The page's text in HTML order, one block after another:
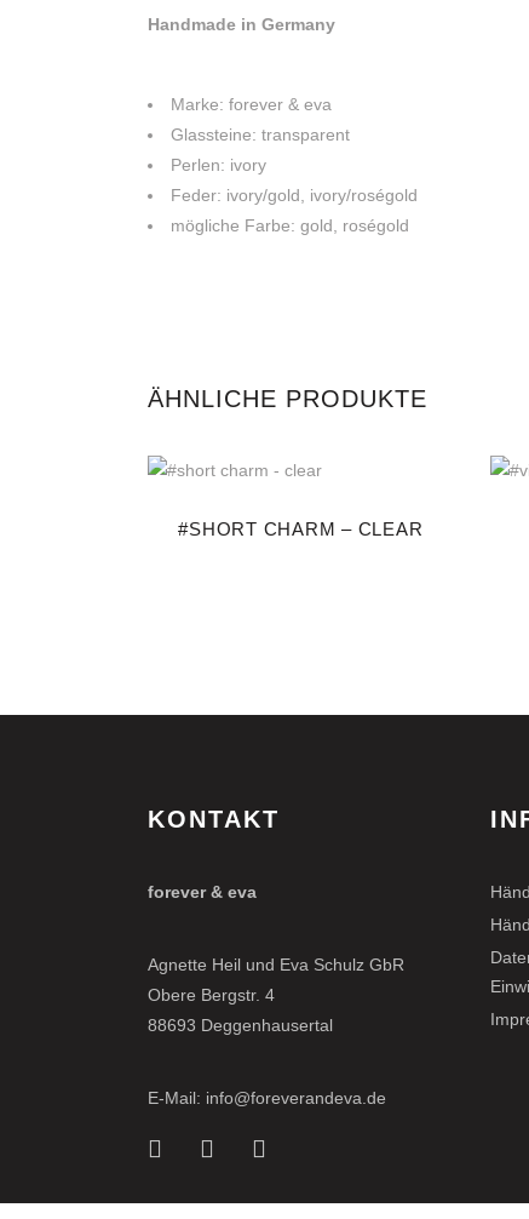
Handmade in Germany
Marke: forever & eva
Glassteine: transparent
Perlen: ivory
Feder: ivory/gold, ivory/roségold
mögliche Farbe: gold, roségold
ÄHNLICHE PRODUKTE
#SHORT CHARM – CLEAR
KONTAKT
forever & eva
Agnette Heil und Eva Schulz GbR
Obere Bergstr. 4
88693 Deggenhausertal
E-Mail: info@foreverandeva.de